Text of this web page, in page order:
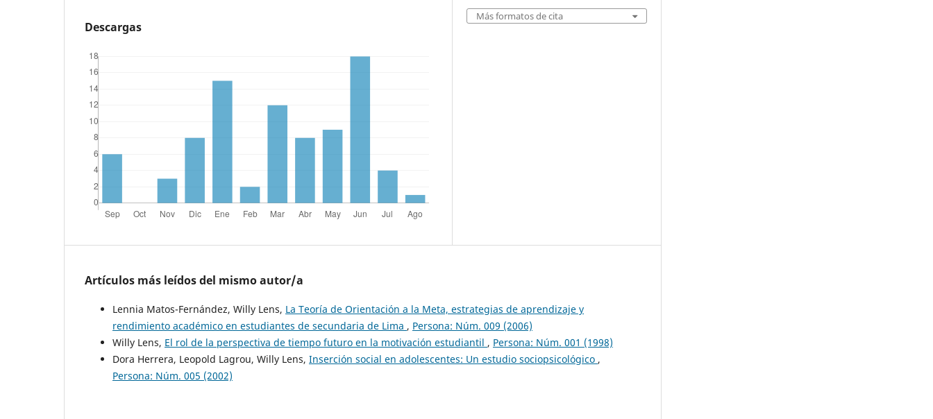
Descargas
Más formatos de cita
Artículos más leídos del mismo autor/a
Lennia Matos-Fernández, Willy Lens, La Teoría de Orientación a la Meta, estrategias de aprendizaje y
rendimiento académico en estudiantes de secundaria de Lima , Persona: Núm. 009 (2006)
Willy Lens, El rol de la perspectiva de tiempo futuro en la motivación estudiantil , Persona: Núm. 001 (1998)
Dora Herrera, Leopold Lagrou, Willy Lens, Inserción social en adolescentes: Un estudio sociopsicológico ,
Persona: Núm. 005 (2002)